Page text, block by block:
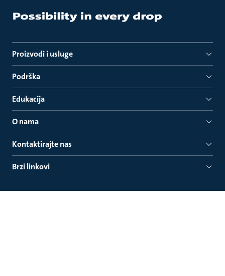
Proizvodi i usluge
Podrška
Edukacija
O nama
Kontaktirajte nas
Brzi linkovi